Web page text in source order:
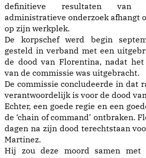
definitieve resultaten van
administratieve onderzoek afhangt
op zijn werkplek.
De korpschef werd begin
gesteld in verband met een
de dood van Florentina, nadat
van de commissie was uitgebracht.
De commissie concludeerde in dat
verantwoordelijk is voor de dood
Echter, een goede regie en een
de ‘chain of command’ ontbraken.
dagen na zijn dood terechtstaan
Martinez.
Hij zou deze moord samen met